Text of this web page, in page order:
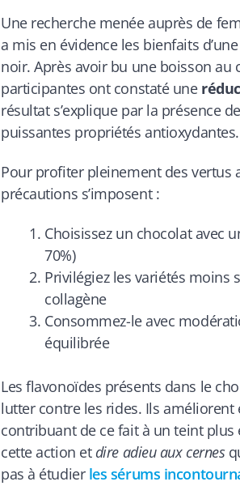
Une recherche menée auprès de
a mis en évidence les bienfaits
noir. Après avoir bu une boisson
participantes ont constaté une
résultat s’explique par la présence
puissantes propriétés antioxydantes.
Pour profiter pleinement des vertus
précautions s’imposent :
Choisissez un chocolat avec
70%)
Privilégiez les variétés moins
collagène
Consommez-le avec
équilibrée
Les flavonoïdes présents dans le
lutter contre les rides. Ils améliorent
contribuant de ce fait à un teint
cette action et dire adieu aux cernes
pas à étudier les sérums